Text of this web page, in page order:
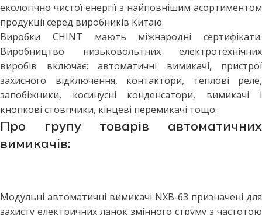
екологічно чистої енергії з найповнішим асортиментом
продукції серед виробників Китаю.
Виробки CHINT мають міжнародні сертифікати.
Виробництво низьковольтних електротехнічних
виробів включає: автоматичні вимикачі, пристрої
захисного відключення, контактори, теплові реле,
запобіжники, косинусні конденсатори, вимикачі і
кнопкові стовпчики, кінцеві перемикачі тощо.
Про групу товарів автоматичних
вимикачів:
Модульні автоматичні вимикачі NXB-63 призначені для
захисту електричних ланок змінного струму з частотою